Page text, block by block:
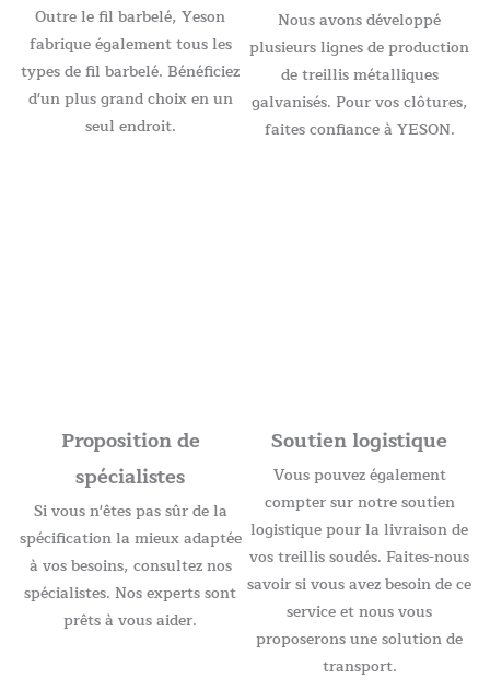
Outre le fil barbelé, Yeson
fabrique également tous les
types de fil barbelé. Bénéficiez
d'un plus grand choix en un
seul endroit.
Nous avons développé
plusieurs lignes de production
de treillis métalliques
galvanisés. Pour vos clôtures,
faites confiance à YESON.
Proposition de
spécialistes
Si vous n'êtes pas sûr de la
spécification la mieux adaptée
à vos besoins, consultez nos
spécialistes. Nos experts sont
prêts à vous aider.
Soutien logistique
Vous pouvez également
compter sur notre soutien
logistique pour la livraison de
vos treillis soudés. Faites-nous
savoir si vous avez besoin de ce
service et nous vous
proposerons une solution de
transport.